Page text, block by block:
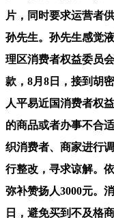
片，同时要求运营者
孙先生。孙先生感觉
理区消费者权益委员
款，8月8日，接到胡
人平易近国消费者权
的商品或者办事不合
织消费者、商家进行
行整改，寻求谅解。
弥补赞扬人3000元。
日，避免买到不及格